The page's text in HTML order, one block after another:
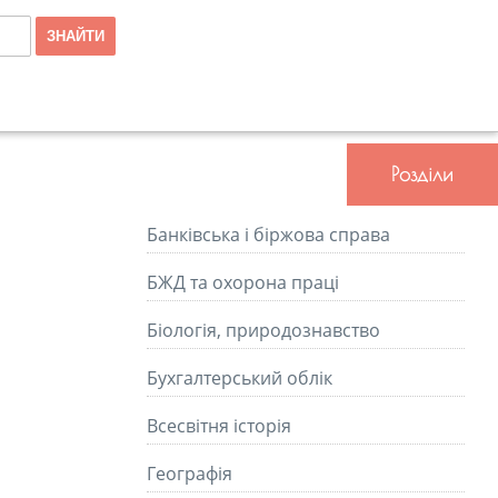
Розділи
Банківська і біржова справа
БЖД та охорона праці
Біологія, природознавство
Бухгалтерський облік
Всесвітня історія
Географія